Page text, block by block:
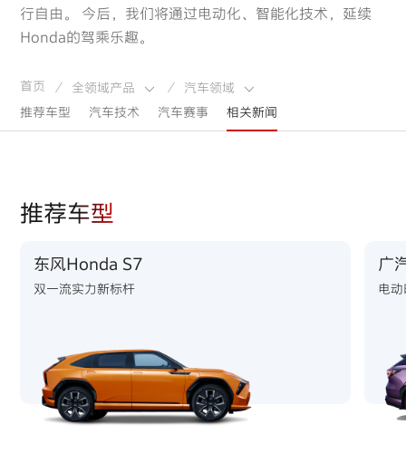
行自由。 今后，我们将通过电动化、智能化技术，延续
Honda的驾乘乐趣。
首页 / 全领域产品 /
汽车领域
推荐车型
汽车技术 汽车赛事 相关新闻
推荐车型
东风Honda S7
双一流实力新标杆
广
电